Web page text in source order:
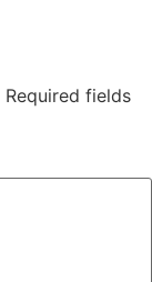
Required fields